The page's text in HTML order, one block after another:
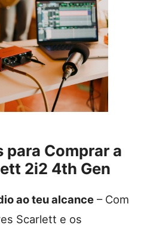
para Comprar a
2i2 4th Gen
ao teu alcance – Com
Scarlett e os